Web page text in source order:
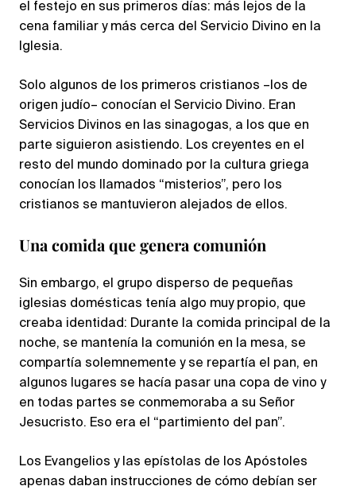
el festejo en sus primeros días: más lejos de la
cena familiar y más cerca del Servicio Divino en la
Iglesia.
Solo algunos de los primeros cristianos –los de
origen judío– conocían el Servicio Divino. Eran
Servicios Divinos en las sinagogas, a los que en
parte siguieron asistiendo. Los creyentes en el
resto del mundo dominado por la cultura griega
conocían los llamados “misterios”, pero los
cristianos se mantuvieron alejados de ellos.
Una comida que genera comunión
Sin embargo, el grupo disperso de pequeñas
iglesias domésticas tenía algo muy propio, que
creaba identidad: Durante la comida principal de la
noche, se mantenía la comunión en la mesa, se
compartía solemnemente y se repartía el pan, en
algunos lugares se hacía pasar una copa de vino y
en todas partes se conmemoraba a su Señor
Jesucristo. Eso era el “partimiento del pan”.
Los Evangelios y las epístolas de los Apóstoles
apenas daban instrucciones de cómo debían ser